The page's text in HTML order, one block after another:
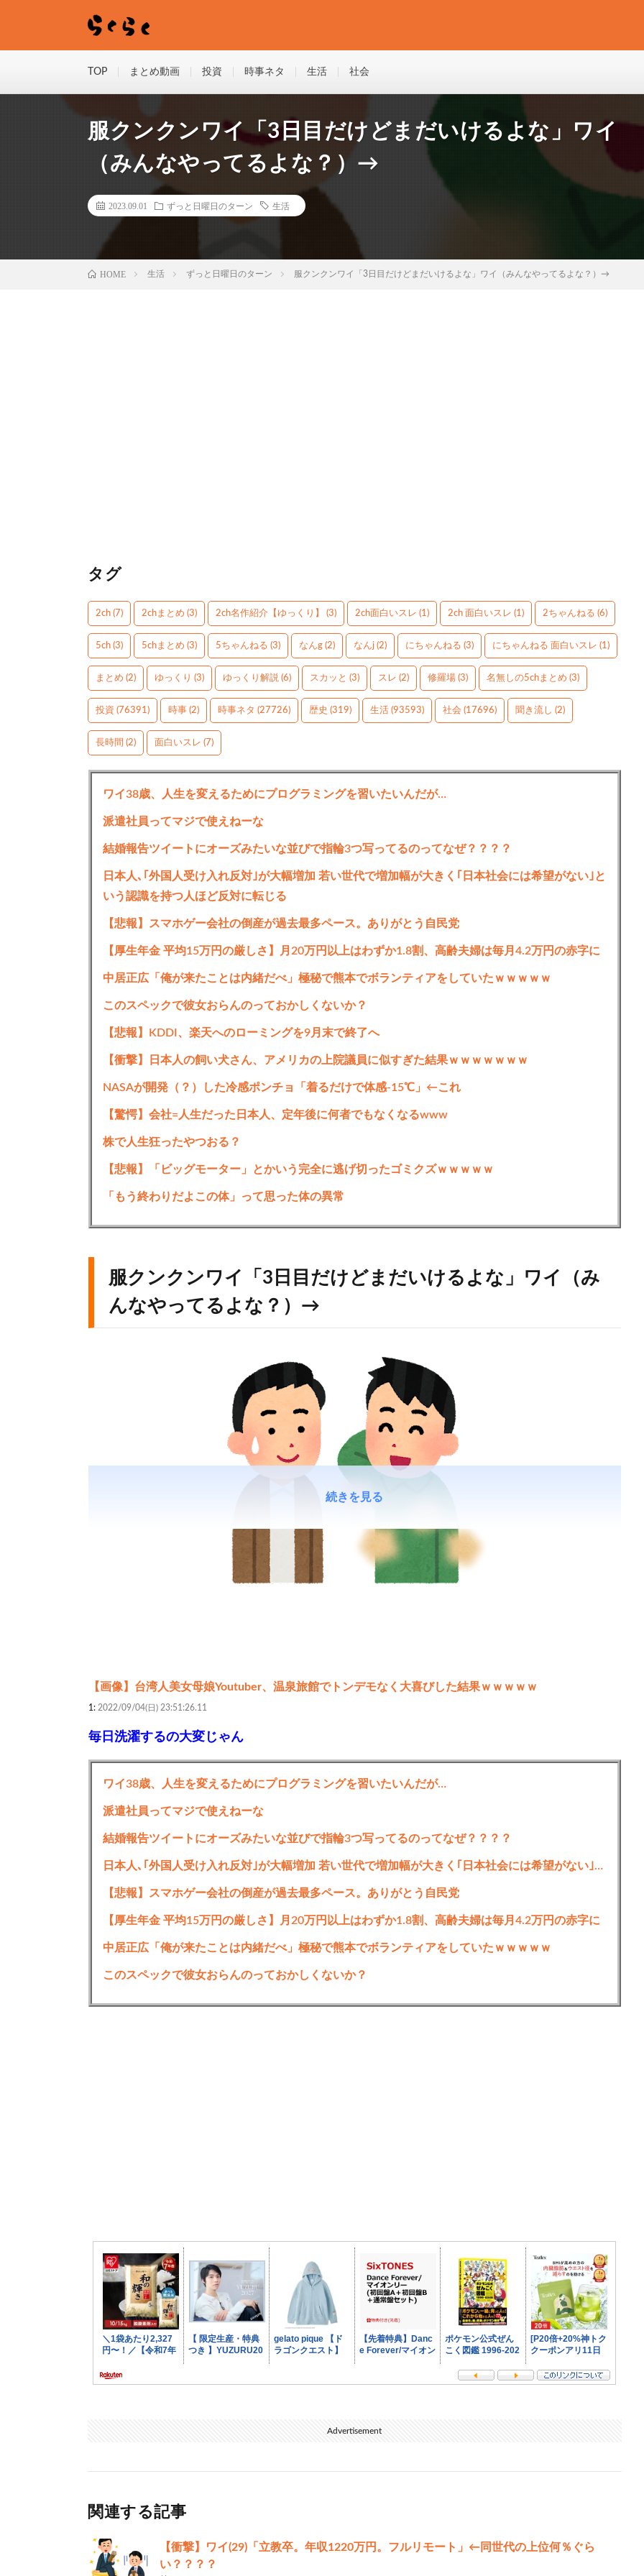
TOP まとめ動画 投資 時事ネタ 生活 社会
服クンクンワイ「3日目だけどまだいけるよな」ワイ
（みんなやってるよな？）→
2023.09.01 ずっと日曜日のターン 生活
HOME 生活 ずっと日曜日のターン 服クンクンワイ「3日目だけどまだいけるよな」ワイ（みんなやってるよな？）→
タグ
2ch (7) 2chまとめ (3) 2ch名作紹介【ゆっくり】 (3) 2ch面白いスレ (1) 2ch 面白いスレ (1) 2ちゃんねる (6)
5ch (3) 5chまとめ (3) 5ちゃんねる (3) なんg (2) なんj (2) にちゃんねる (3) にちゃんねる 面白いスレ (1)
まとめ (2) ゆっくり (3) ゆっくり解説 (6) スカッと (3) スレ (2) 修羅場 (3) 名無しの5chまとめ (3)
投資 (76391) 時事 (2) 時事ネタ (27726) 歴史 (319) 生活 (93593) 社会 (17696) 聞き流し (2)
長時間 (2) 面白いスレ (7)
ワイ38歳、人生を変えるためにプログラミングを習いたいんだが…
派遣社員ってマジで使えねーな
結婚報告ツイートにオーズみたいな並びで指輪3つ写ってるのってなぜ？？？？
日本人､｢外国人受け入れ反対｣が大幅増加 若い世代で増加幅が大きく｢日本社会には希望がない｣と
いう認識を持つ人ほど反対に転じる
【悲報】スマホゲー会社の倒産が過去最多ペース。ありがとう自民党
【厚生年金 平均15万円の厳しさ】月20万円以上はわずか1.8割、高齢夫婦は毎月4.2万円の赤字に
中居正広「俺が来たことは内緒だべ」極秘で熊本でボランティアをしていたｗｗｗｗｗ
このスペックで彼女おらんのっておかしくないか？
【悲報】KDDI、楽天へのローミングを9月末で終了へ
【衝撃】日本人の飼い犬さん、アメリカの上院議員に似すぎた結果ｗｗｗｗｗｗｗ
NASAが開発（？）した冷感ポンチョ「着るだけで体感-15℃」←これ
【驚愕】会社=人生だった日本人、定年後に何者でもなくなるwww
株で人生狂ったやつおる？
【悲報】「ビッグモーター」とかいう完全に逃げ切ったゴミクズｗｗｗｗｗ
「もう終わりだよこの体」って思った体の異常
服クンクンワイ「3日目だけどまだいけるよな」ワイ（み
んなやってるよな？）→
【画像】台湾人美女母娘Youtuber、温泉旅館でトンデモなく大喜びした結果ｗｗｗｗｗ
1: 2022/09/04(日) 23:51:26.11
毎日洗濯するの大変じゃん
続きを読む
続きを見る
ワイ38歳、人生を変えるためにプログラミングを習いたいんだが…
派遣社員ってマジで使えねーな
結婚報告ツイートにオーズみたいな並びで指輪3つ写ってるのってなぜ？？？？
日本人､｢外国人受け入れ反対｣が大幅増加 若い世代で増加幅が大きく｢日本社会には希望がない｣という認識を持つ人ほど反対に転じる
【悲報】スマホゲー会社の倒産が過去最多ペース。ありがとう自民党
【厚生年金 平均15万円の厳しさ】月20万円以上はわずか1.8割、高齢夫婦は毎月4.2万円の赤字に
中居正広「俺が来たことは内緒だべ」極秘で熊本でボランティアをしていたｗｗｗｗｗ
このスペックで彼女おらんのっておかしくないか？
Advertisement
関連する記事
【衝撃】ワイ(29)「立教卒。年収1220万円。フルリモート」←同世代の上位何％ぐら
い？？？？